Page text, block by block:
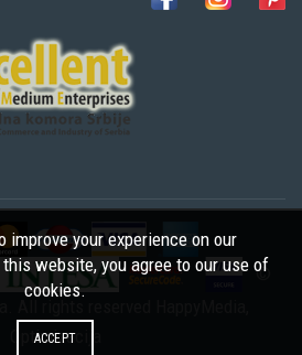
©
Optimizacija
improve your experience on our
website, you agree to our use of
cookies.
ACCEPT